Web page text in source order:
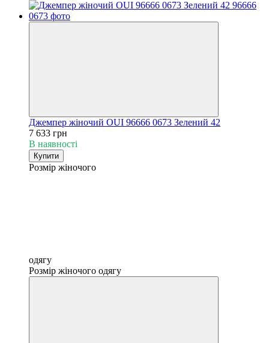
Джемпер жіночий OUI 96666 0673 Зелений 42
7 633 грн
В наявності
Купити
Розмір жіночого
одягу
Розмір жіночого одягу